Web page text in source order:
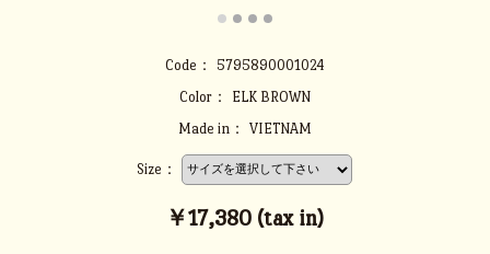
Code：
5795890001024
Color：
ELK BROWN
Made in：
VIETNAM
Size：
￥17,380 (tax in)